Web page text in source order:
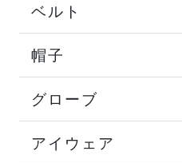
ベルト
帽子
グローブ
アイウェア